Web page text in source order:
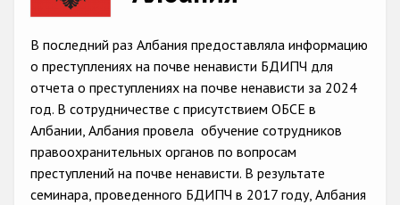
Anti-Roma hate crime
Anti-Semitic hate crime
Anti-Muslim hate crime
Anti-Christian hate crime
Other hate crime based on religion or belief
В последний раз Албания предоставляла информацию
о преступлениях на почве ненависти БДИПЧ для
отчета о преступлениях на почве ненависти за 2024
год. В сотрудничестве с присутствием ОБСЕ в
Албании, Албания провела обучение сотрудников
правоохранительных органов по вопросам
преступлений на почве ненависти. В результате
семинара, проведенного БДИПЧ в 2017 году, Албания